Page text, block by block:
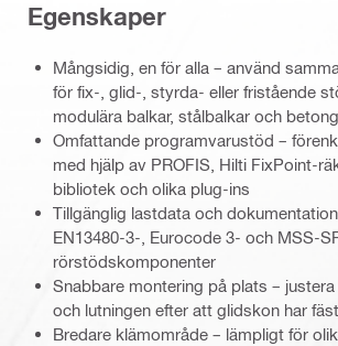
Egenskaper
Mångsidig, en för alla – använd
för fix-, glid-, styrda- eller fristående
modulära balkar, stålbalkar och betong
Omfattande programvarustöd –
med hjälp av PROFIS, Hilti FixPoint-
bibliotek och olika plug-ins
Tillgänglig lastdata och
EN13480-3-, Eurocode 3- och MSS-
rörstödskomponenter
Snabbare montering på plats –
och lutningen efter att glidskon har
Bredare klämområde – lämpligt för